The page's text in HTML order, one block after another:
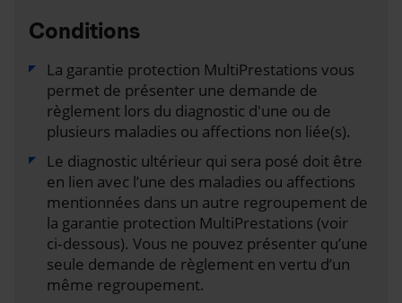
Conditions
La garantie protection MultiPrestations vous
permet de présenter une demande de
règlement lors du diagnostic d'une ou de
plusieurs maladies ou affections non liée(s).
Le diagnostic ultérieur qui sera posé doit être
en lien avec l’une des maladies ou affections
mentionnées dans un autre regroupement de
la garantie protection MultiPrestations (voir
ci‑dessous). Vous ne pouvez présenter qu’une
seule demande de règlement en vertu d’un
même regroupement.